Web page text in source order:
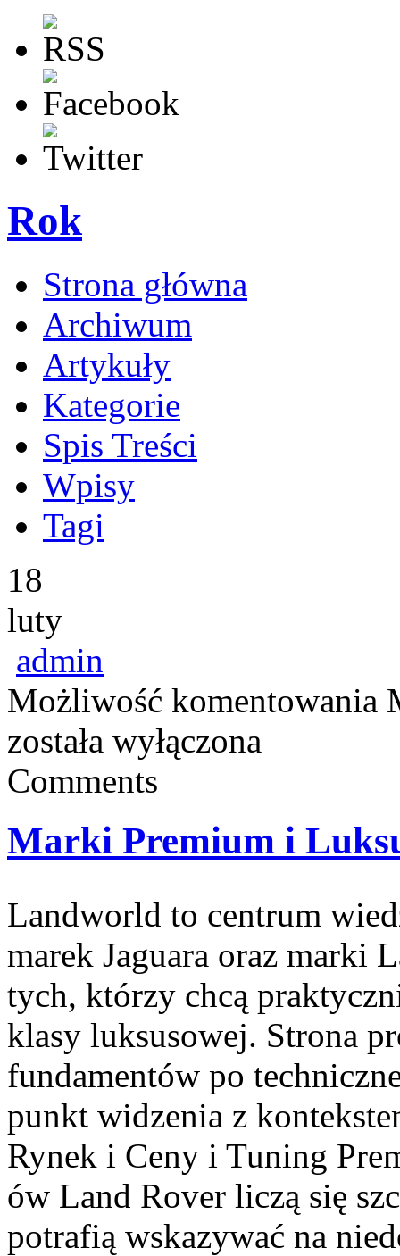
Rok
Strona główna
Archiwum
Artykuły
Kategorie
Spis Treści
Wpisy
Tagi
18
luty
admin
Możliwość komentowania
została wyłączona
Comments
Marki Premium i
Landworld to centrum
marek Jaguara oraz marki
tych, którzy chcą
klasy luksusowej. Strona
fundamentów po
punkt widzenia z
Rynek i Ceny i Tuning
ów Land Rover liczą się
potrafią wskazywać na